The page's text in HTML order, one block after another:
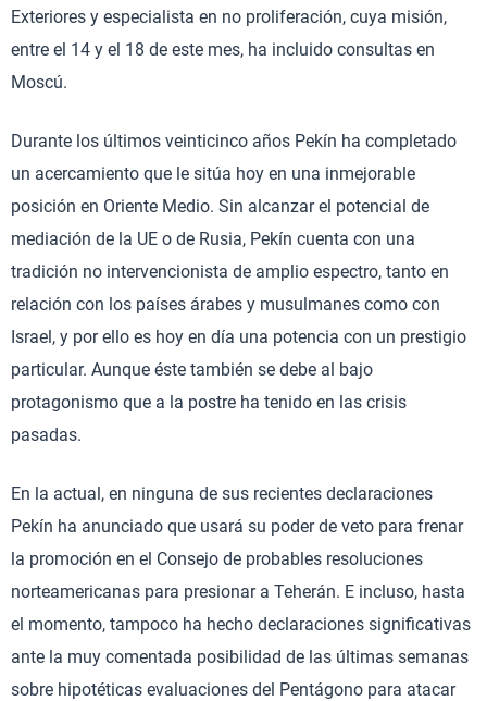
Exteriores y especialista en no proliferación, cuya misión,
entre el 14 y el 18 de este mes, ha incluido consultas en
Moscú.
Durante los últimos veinticinco años Pekín ha completado
un acercamiento que le sitúa hoy en una inmejorable
posición en Oriente Medio. Sin alcanzar el potencial de
mediación de la UE o de Rusia, Pekín cuenta con una
tradición no intervencionista de amplio espectro, tanto en
relación con los países árabes y musulmanes como con
Israel, y por ello es hoy en día una potencia con un prestigio
particular. Aunque éste también se debe al bajo
protagonismo que a la postre ha tenido en las crisis
pasadas.
En la actual, en ninguna de sus recientes declaraciones
Pekín ha anunciado que usará su poder de veto para frenar
la promoción en el Consejo de probables resoluciones
norteamericanas para presionar a Teherán. E incluso, hasta
el momento, tampoco ha hecho declaraciones significativas
ante la muy comentada posibilidad de las últimas semanas
sobre hipotéticas evaluaciones del Pentágono para atacar